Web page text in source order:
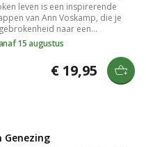
leven is een inspirerende
van Ann Voskamp, die je
naar een
gericht leven. Ervaar
groei met persoonlijke verhalen
je gelukkiger, completer en heler
wie zoekt naar innerlijke
15 augustus
€ 19,95
Genezing